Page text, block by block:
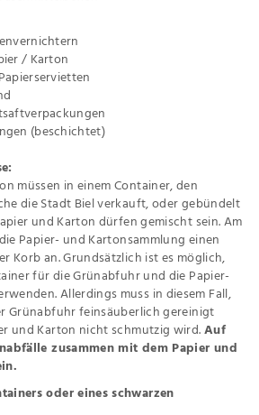
/ Karton
(beschichtet)
müssen in einem Container, den
die Stadt Biel verkauft, oder gebündelt
und Karton dürfen gemischt sein. Am
Papier- und Kartonsammlung einen
Korb an. Grundsätzlich ist es möglich,
für die Grünabfuhr und die Papier-
Allerdings muss in diesem Fall,
Grünabfuhr feinsäuberlich gereinigt
und Karton nicht schmutzig wird.Auf
zusammen mit dem Papier und
oder eines schwarzen